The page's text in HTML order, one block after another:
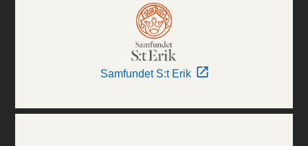
Samfundet S:t Erik